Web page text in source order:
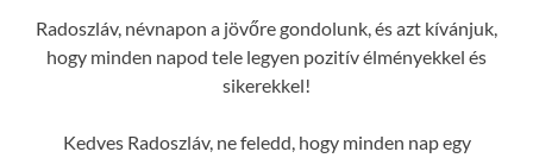
Radoszláv, névnapon a jövőre gondolunk, és azt kívánjuk,
hogy minden napod tele legyen pozitív élményekkel és
sikerekkel!
Kedves Radoszláv, ne feledd, hogy minden nap egy